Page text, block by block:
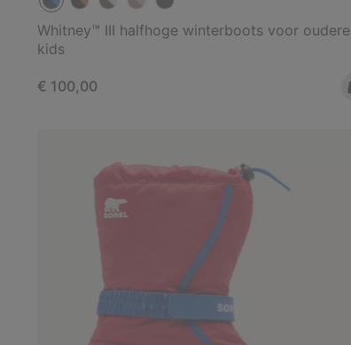
Whitney™ III halfhoge winterboots voor oudere
kids
Regular price:
€ 100,00